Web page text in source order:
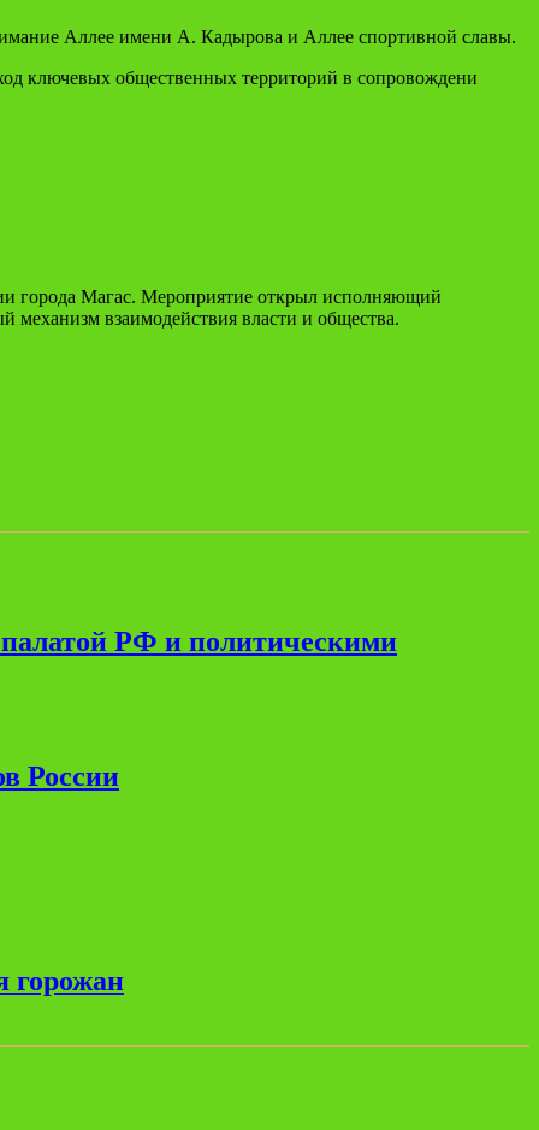
Аллее имени А. Кадырова и Аллее спортивной славы.
ключевых общественных территорий в сопровождени
города Магас. Мероприятие открыл исполняющий
механизм взаимодействия власти и общества.
РФ и политическими
России
горожан